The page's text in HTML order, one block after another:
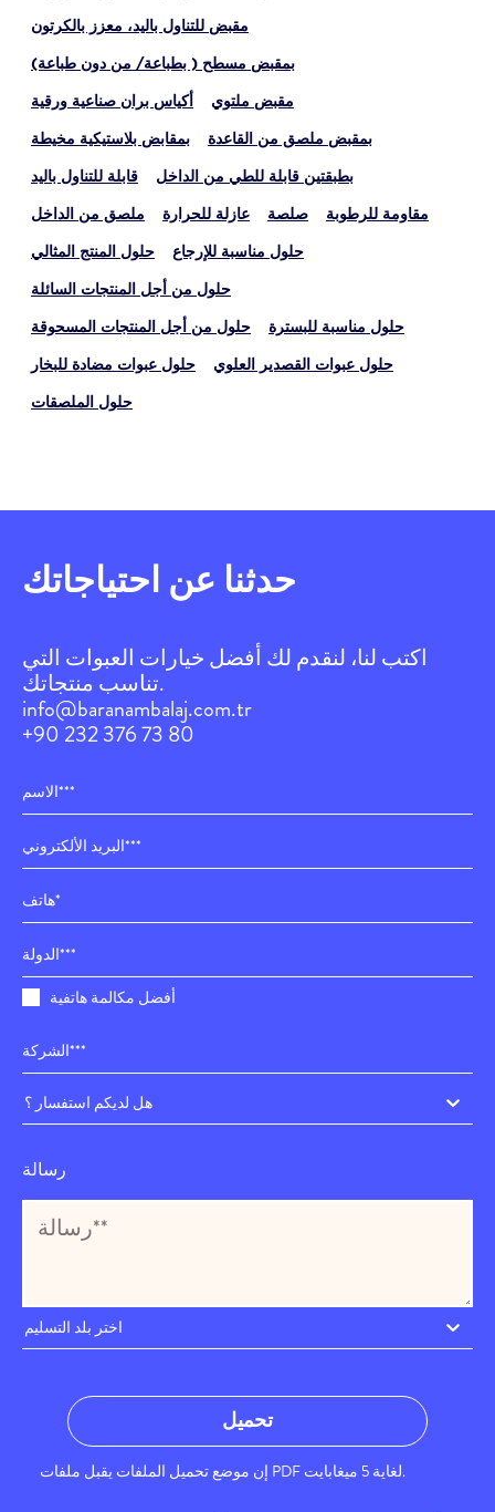
مقبض للتناول باليد، معزز بالكرتون
بمقبض مسطح ( بطباعة/ من دون طباعة)
أكياس بران صناعية ورقية مقبض ملتوي
بمقابض بلاستيكية مخيطة بمقبض ملصق من القاعدة
قابلة للتناول باليد بطبقتين قابلة للطي من الداخل
ملصق من الداخل عازلة للحرارة صلصة مقاومة للرطوبة
حلول المنتج المثالي حلول مناسبة للإرجاع
حلول من أجل المنتجات السائلة
حلول من أجل المنتجات المسحوقة حلول مناسبة للبسترة
حلول عبوات مضادة للبخار حلول عبوات القصدير العلوي
حلول الملصقات
حدثنا عن احتياجاتك
اكتب لنا، لنقدم لك أفضل خيارات العبوات التي
تناسب منتجاتك.
info@baranambalaj.com.tr
+90 232 376 73 80
أفضل مكالمة هاتفية
هل لديكم استفسار ؟
رسالة
اختر بلد التسليم
تحميل
إن موضع تحميل الملفات يقبل ملفات PDF لغاية 5 ميغابايت.